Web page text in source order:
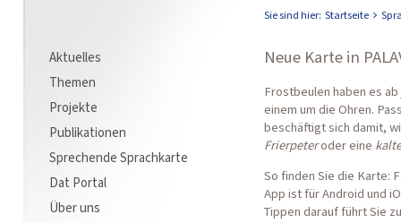
Aktuelles
Themen
Projekte
Publikationen
Sprechende Sprachkarte
Dat Portal
Über uns
Sie sind hier: Startseite
Neue Karte in
Frostbeulen haben es
einem um die Ohren.
beschäftigt sich damit,
Frierpeteroder eine
So finden Sie die Karte:
App ist für Android und
Tippen darauf führt Sie